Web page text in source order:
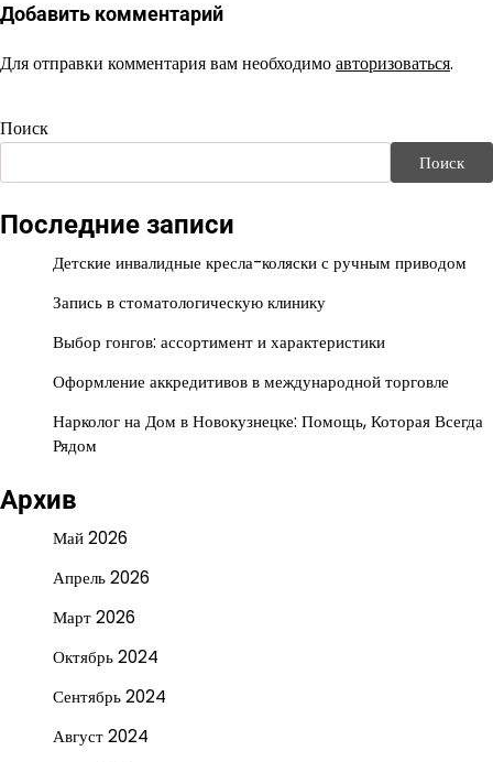
Добавить комментарий
Для отправки комментария вам необходимоавторизоваться.
Поиск
Поиск
Последние записи
Детские инвалидные кресла-коляски с ручным приводом
Запись в стоматологическую клинику
Выбор гонгов: ассортимент и характеристики
Оформление аккредитивов в международной торговле
Нарколог на Дом в Новокузнецке: Помощь, Которая Всегда
Рядом
Архив
Май 2026
Апрель 2026
Март 2026
Октябрь 2024
Сентябрь 2024
Август 2024